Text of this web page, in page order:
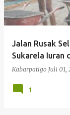
n
Jalan Rusak
Sukarela Iuran
Kabarpatigo Juli 01,
1